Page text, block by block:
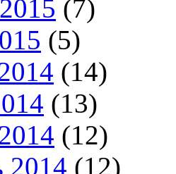
(7)
(5)
(14)
(13)
(12)
2014 (12)